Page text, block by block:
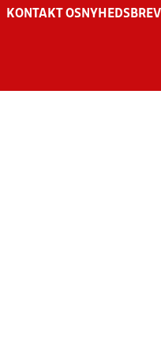
KONTAKT OS NYHEDSBREV